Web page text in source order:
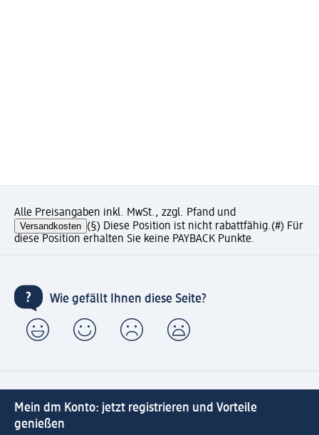
Alle Preisangaben inkl. MwSt., zzgl. Pfand und
Versandkosten (§) Diese Position ist nicht rabattfähig.(#) Für
diese Position erhalten Sie keine PAYBACK Punkte.
Wie gefällt Ihnen diese Seite?
Mein dm Konto: jetzt registrieren und Vorteile
genießen